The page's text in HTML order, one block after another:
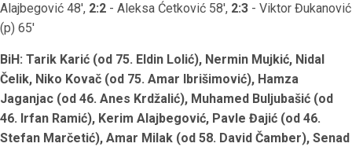
Alajbegović 48', 2:2 - Aleksa Ćetković 58', 2:3 - Viktor Đukanović
(p) 65'
BiH: Tarik Karić (od 75. Eldin Lolić), Nermin Mujkić, Nidal
Čelik, Niko Kovač (od 75. Amar Ibrišimović), Hamza
Jaganjac (od 46. Anes Krdžalić), Muhamed Buljubašić (od
46. Irfan Ramić), Kerim Alajbegović, Pavle Đajić (od 46.
Stefan Marčetić), Amar Milak (od 58. David Čamber), Senad